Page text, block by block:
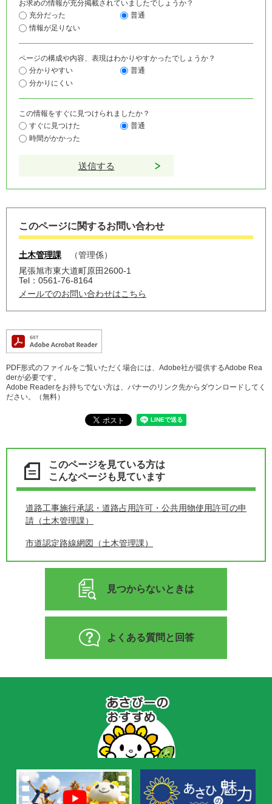
お求めの情報が充分掲載されていましたでしょうか？
充分だった
普通
情報が足りない
ページの構成や内容、表現はわかりやすかったでしょうか？
分かりやすい
普通
分かりにくい
この情報をすぐに見つけられましたか？
すぐに見つけた
普通
時間がかかった
このページに関するお問い合わせ
土木管理課
管理係
尾張旭市東大道町原田2600-1
Tel：0561-76-8164
メールでのお問い合わせはこちら
PDF形式のファイルをご覧いただく場合には、Adobe社が提供するAdobe Rea
derが必要です。
Adobe Readerをお持ちでない方は、バナーのリンク先からダウンロードしてく
ださい。（無料）
このページを見ている方は
こんなページも見ています
道路工事施行承認・道路占用許可・公共用物使用許可の申
請（土木管理課）
市道認定路線網図（土木管理課）
見つからないときは
よくある質問と回答
の
お
す
め